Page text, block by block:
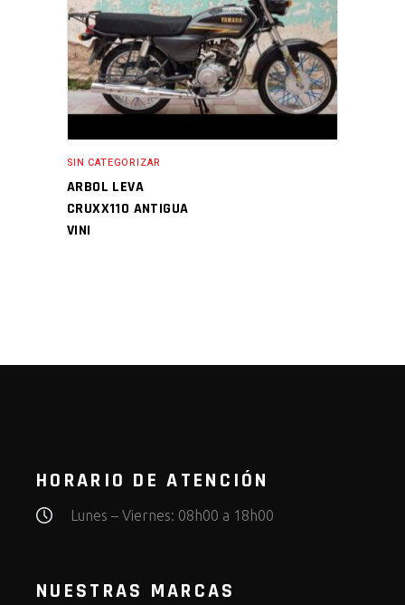
SIN CATEGORIZAR
ARBOL LEVA
CRUXX110 ANTIGUA
VINI
HORARIO DE ATENCIÓN
Lunes – Viernes: 08h00 a 18h00
NUESTRAS MARCAS